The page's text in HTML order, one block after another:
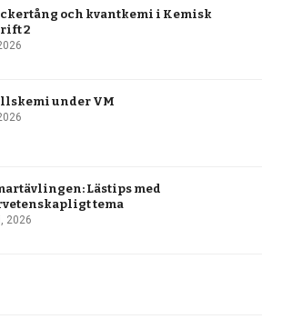
och kvantkemi i Kemisk
2
under VM
Lästips med
tema
2026